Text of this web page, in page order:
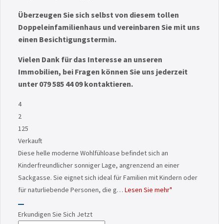
Überzeugen Sie sich selbst von diesem tollen
Doppeleinfamilienhaus und vereinbaren Sie mit uns
einen Besichtigungstermin.
Vielen Dank für das Interesse an unseren
Immobilien, bei Fragen können Sie uns jederzeit
unter 079 585 44 09 kontaktieren.
4
2
125
Verkauft
Diese helle moderne Wohlfühloase befindet sich an
Kinderfreundlicher sonniger Lage, angrenzend an einer
Sackgasse. Sie eignet sich ideal für Familien mit Kindern oder
für naturliebende Personen, die g…Lesen Sie mehr"
Erkundigen Sie Sich Jetzt